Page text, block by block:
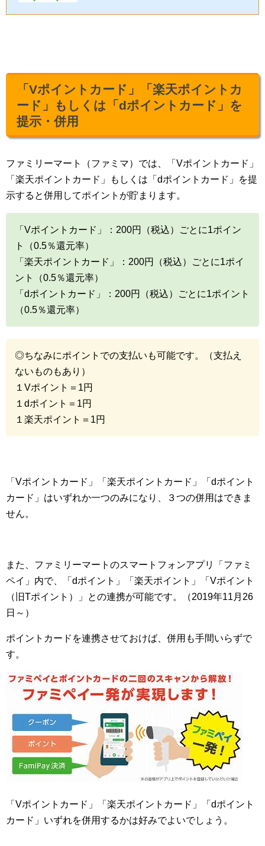
「Vポイントカード」「楽天ポイントカ
ード」もしくは「dポイントカード」を
提示・併用
ファミリーマート（ファミマ）では、「Vポイントカード」
「楽天ポイントカード」もしくは「dポイントカード」を提
示すると併用してポイントが貯まります。
「Vポイントカード」：200円（税込）ごとに1ポイン
ト（0.5％還元率）
「楽天ポイントカード」：200円（税込）ごとに1ポイ
ント（0.5％還元率）
「dポイントカード」：200円（税込）ごとに1ポイント
（0.5％還元率）
◎ちなみにポイントでの支払いも可能です。（支払え
ないものもあり）
１Vポイント＝1円
１dポイント＝1円
１楽天ポイント＝1円
「Vポイントカード」「楽天ポイントカード」「dポイント
カード」はいずれか一つのみになり、３つの併用はできま
せん。
また、ファミリーマートのスマートフォンアプリ「ファミ
ペイ」内で、「dポイント」「楽天ポイント」「Vポイント
（旧Tポイント）」との連携が可能です。（2019年11月26
日～）
ポイントカードを連携させておけば、併用も手間いらずで
す。
「Vポイントカード」「楽天ポイントカード」「dポイント
カード」いずれを併用するかは好みでよいでしょう。